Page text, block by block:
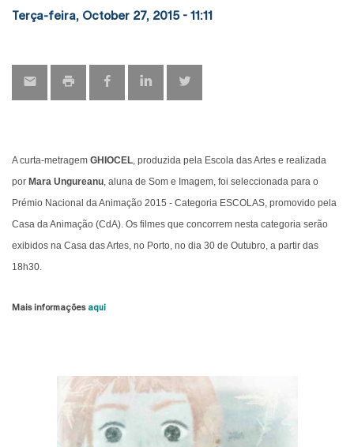
Terça-feira, October 27, 2015 - 11:11
A curta-metragem GHIOCEL , produzida pela Escola das Artes e realizada
por Mara Ungureanu aluna de Som e Imagem, foi seleccionada para o
Prémio Nacional da Animação 2015 - Categoria ESCOLAS, promovido pela
Casa da Animação (CdA). Os filmes que concorrem nesta categoria serão
exibidos na Casa das Artes, no Porto, no dia 30 de Outubro, a partir das
18h30.
Mais informações aqui